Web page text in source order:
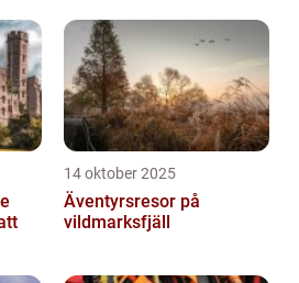
14 oktober 2025
Äventyrsresor på
vildmarksfjäll